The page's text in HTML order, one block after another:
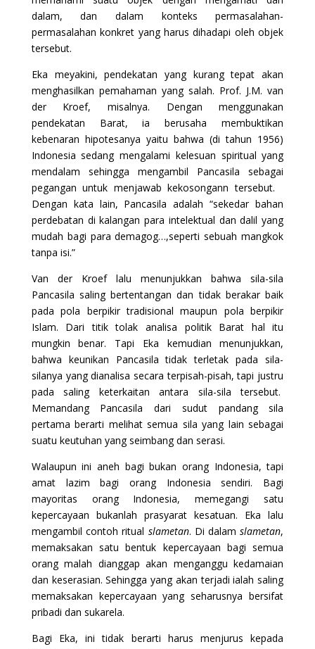
dalam, dan dalam konteks permasalahan-
permasalahan konkret yang harus dihadapi oleh objek
tersebut.
Eka meyakini, pendekatan yang kurang tepat akan
menghasilkan pemahaman yang salah. Prof. J.M. van
der Kroef, misalnya. Dengan menggunakan
pendekatan Barat, ia berusaha membuktikan
kebenaran hipotesanya yaitu bahwa (di tahun 1956)
Indonesia sedang mengalami kelesuan spiritual yang
mendalam sehingga mengambil Pancasila sebagai
pegangan untuk menjawab kekosongann tersebut.
Dengan kata lain, Pancasila adalah “sekedar bahan
perdebatan di kalangan para intelektual dan dalil yang
mudah bagi para demagog…,seperti sebuah mangkok
tanpa isi.”
Van der Kroef lalu menunjukkan bahwa sila-sila
Pancasila saling bertentangan dan tidak berakar baik
pada pola berpikir tradisional maupun pola berpikir
Islam. Dari titik tolak analisa politik Barat hal itu
mungkin benar. Tapi Eka kemudian menunjukkan,
bahwa keunikan Pancasila tidak terletak pada sila-
silanya yang dianalisa secara terpisah-pisah, tapi justru
pada saling keterkaitan antara sila-sila tersebut.
Memandang Pancasila dari sudut pandang sila
pertama berarti melihat semua sila yang lain sebagai
suatu keutuhan yang seimbang dan serasi.
Walaupun ini aneh bagi bukan orang Indonesia, tapi
amat lazim bagi orang Indonesia sendiri. Bagi
mayoritas orang Indonesia, memegangi satu
kepercayaan bukanlah prasyarat kesatuan. Eka lalu
mengambil contoh ritual slametan. Di dalamslametan,
memaksakan satu bentuk kepercayaan bagi semua
orang malah dianggap akan menganggu kedamaian
dan keserasian. Sehingga yang akan terjadi ialah saling
memaksakan kepercayaan yang seharusnya bersifat
pribadi dan sukarela.
Bagi Eka, ini tidak berarti harus menjurus kepada